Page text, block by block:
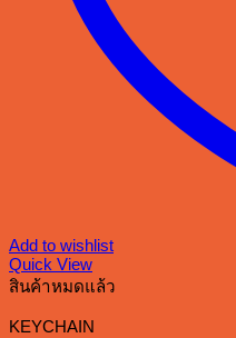
Add to wishlist
Quick View
สินค้าหมดแล้ว
KEYCHAIN